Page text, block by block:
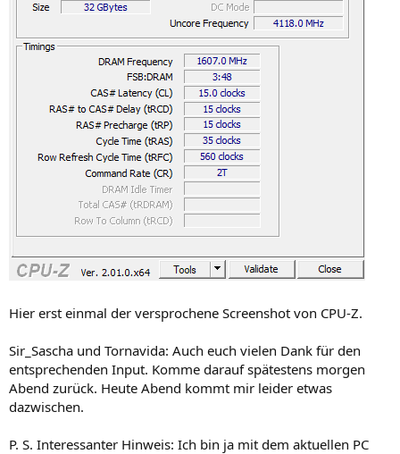
Hier erst einmal der versprochene Screenshot von CPU-Z.
Sir_Sascha und Tornavida: Auch euch vielen Dank für den
entsprechenden Input. Komme darauf spätestens morgen
Abend zurück. Heute Abend kommt mir leider etwas
dazwischen.
P. S. Interessanter Hinweis: Ich bin ja mit dem aktuellen PC